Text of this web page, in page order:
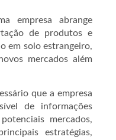
empresa abrange
de produtos e
em solo estrangeiro,
mercados além
que a empresa
de informações
mercados,
estratégias,